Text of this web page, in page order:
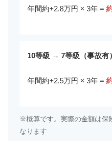
年間約+2.8万円 × 3年 =
10等級 → 7等級（事故有
年間約+2.5万円 × 3年 =
※概算です。実際の金額は保
なります